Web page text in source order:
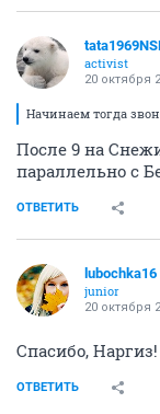
activist
20 октября
Начинаем тогда
После 9 на
параллельно с
ОТВЕТИТЬ
lubochka16
junior
20 октября
Спасибо,
ОТВЕТИТЬ